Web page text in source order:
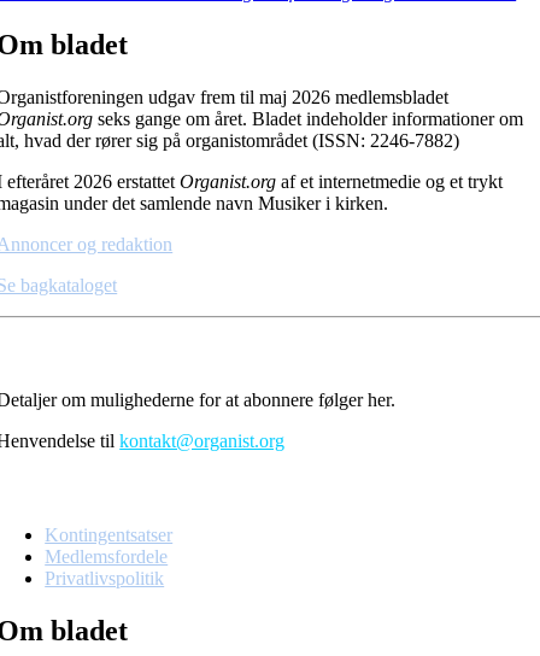
bladet
udgav frem til maj 2026 medlemsbladet
seks gange om året. Bladet indeholder informationer om
hvad der rører sig på organistområdet (ISSN: 2246-7882)
efteråret 2026 erstattetOrganist.org af et internetmedie og et trykt
under det samlende navn Musiker i kirken.
og redaktion
bagkataloget
om mulighederne for at abonnere følger her.
tilkontakt@organist.org
Kontingentsatser
Medlemsfordele
Privatlivspolitik
bladet